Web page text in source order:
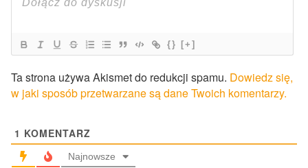
{} [+]
Ta strona używa Akismet do redukcji spamu. Dowiedz się,
w jaki sposób przetwarzane są dane Twoich komentarzy.
1 KOMENTARZ
Najnowsze